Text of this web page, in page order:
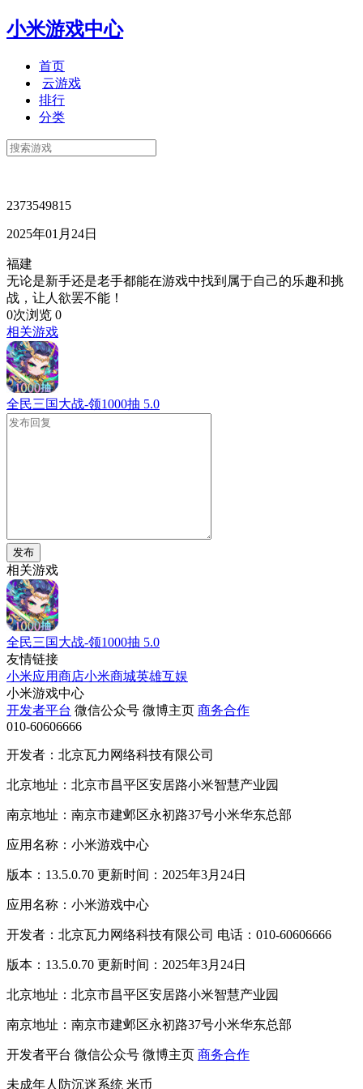
小米游戏中心
首页
云游戏
排行
分类
2373549815
2025年01月24日
福建
无论是新手还是老手都能在游戏中找到属于自己的乐趣和挑
战，让人欲罢不能！
0次浏览 0
相关游戏
全民三国大战-领1000抽 5.0
发布
相关游戏
全民三国大战-领1000抽 5.0
友情链接
小米应用商店小米商城英雄互娱
小米游戏中心
开发者平台 微信公众号 微博主页 商务合作
010-60606666
开发者：北京瓦力网络科技有限公司
北京地址：北京市昌平区安居路小米智慧产业园
南京地址：南京市建邺区永初路37号小米华东总部
应用名称：小米游戏中心
版本：13.5.0.70 更新时间：2025年3月24日
应用名称：小米游戏中心
开发者：北京瓦力网络科技有限公司 电话：010-60606666
版本：13.5.0.70 更新时间：2025年3月24日
北京地址：北京市昌平区安居路小米智慧产业园
南京地址：南京市建邺区永初路37号小米华东总部
开发者平台 微信公众号 微博主页 商务合作
未成年人防沉迷系统 米币